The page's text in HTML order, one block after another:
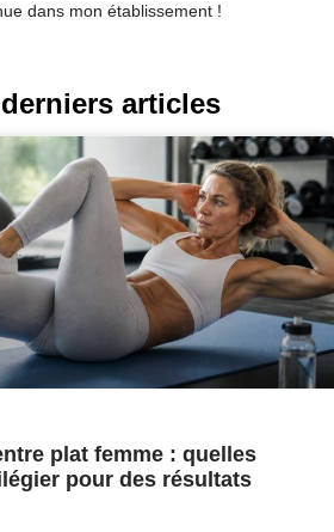
dans mon établissement !
articles
plat femme : quelles
pour des résultats